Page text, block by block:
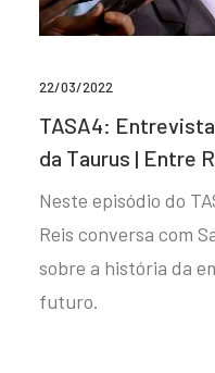
22/03/2022
TASA4:
da Taurus | Entre
Neste episódio do
Reis conversa com
sobre a história da
futuro.